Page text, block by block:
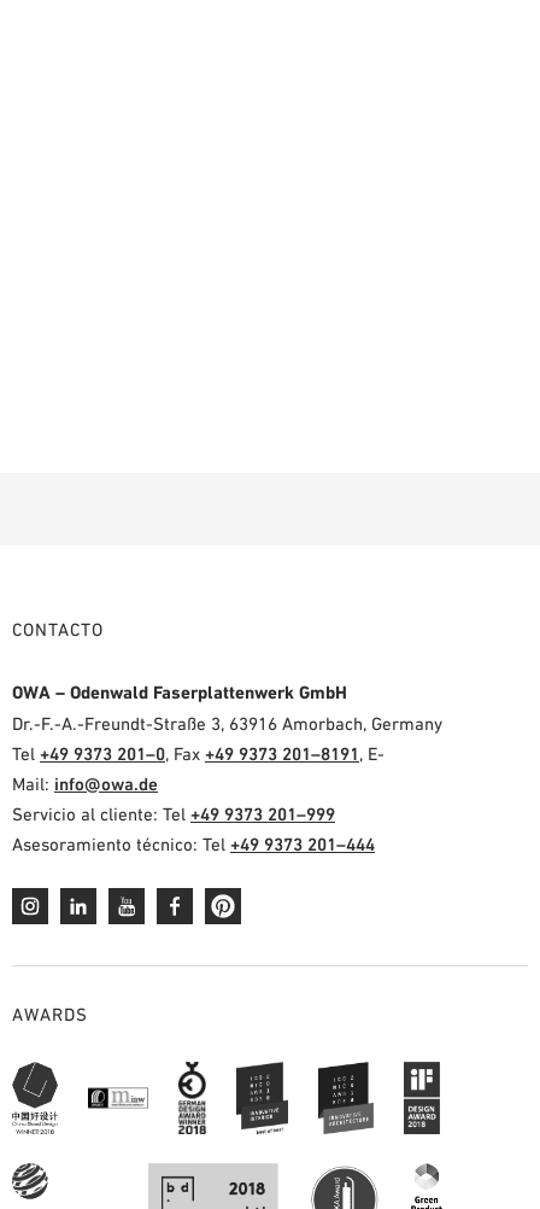
CONTACTO
OWA – Odenwald Faserplattenwerk GmbH
Dr.-F.-A.-Freundt-Straße 3, 63916 Amorbach, Germany
Tel +49 9373 201–0, Fax +49 9373 201–8191, E-
Mail: info@owa.de
Servicio al cliente: Tel +49 9373 201–999
Asesoramiento técnico: Tel +49 9373 201–444
AWARDS